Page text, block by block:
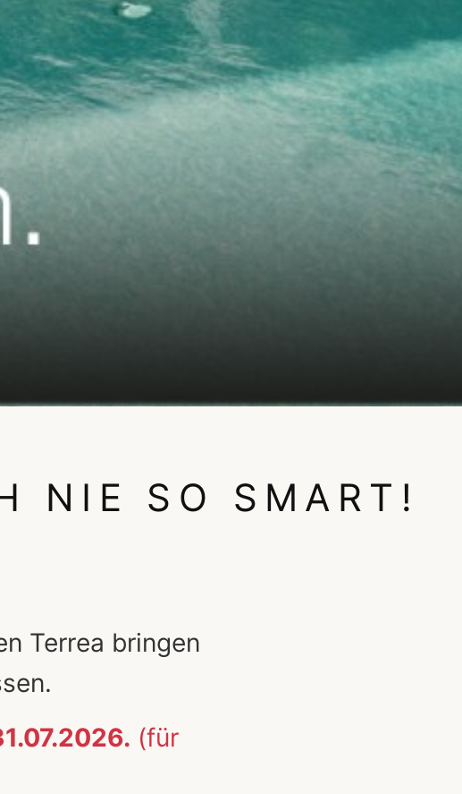
NIE SO SMART!
Terrea bringen
(für